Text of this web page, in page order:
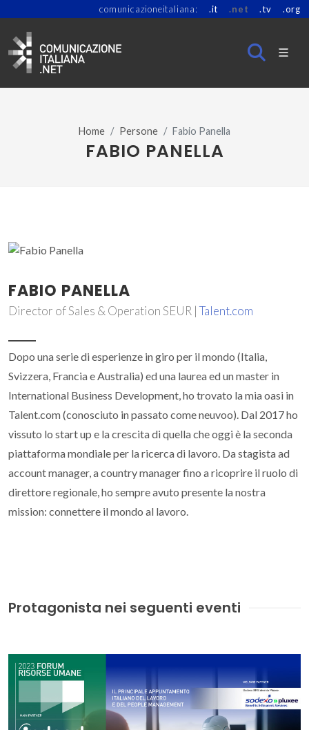
comunicazioneitaliana: .it .net .tv .org
Home Persone Fabio Panella
FABIO PANELLA
FABIO PANELLA
Director of Sales & Operation SEUR | Talent.com
Dopo una serie di esperienze in giro per il mondo (Italia,
Svizzera, Francia e Australia) ed una laurea ed un master in
International Business Development, ho trovato la mia oasi in
Talent.com (conosciuto in passato come neuvoo). Dal 2017 ho
vissuto lo start up e la crescita di quella che oggi è la seconda
piattaforma mondiale per la ricerca di lavoro. Da stagista ad
account manager, a country manager fino a ricoprire il ruolo di
direttore regionale, ho sempre avuto presente la nostra
mission: connettere il mondo al lavoro.
Protagonista nei seguenti eventi